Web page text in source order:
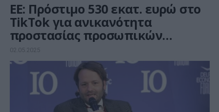
ΕΕ: Πρόστιμο 530 εκατ. ευρώ στο
TikTok για ανικανότητα
προστασίας προσωπικών
δεδομένων
02.05.2025